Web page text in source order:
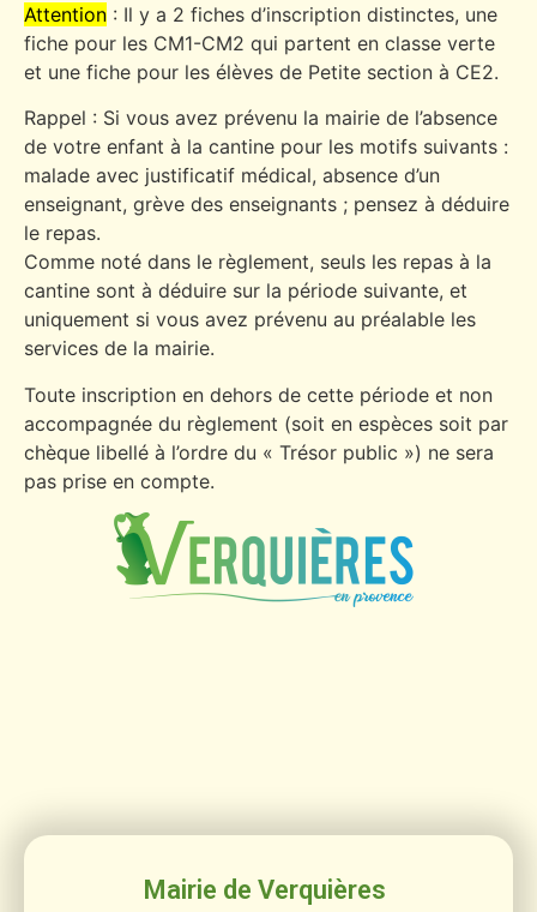
Attention : Il y a 2 fiches d’inscription distinctes, une
fiche pour les CM1-CM2 qui partent en classe verte
et une fiche pour les élèves de Petite section à CE2.
Rappel : Si vous avez prévenu la mairie de l’absence
de votre enfant à la cantine pour les motifs suivants :
malade avec justificatif médical, absence d’un
enseignant, grève des enseignants ; pensez à déduire
le repas.
Comme noté dans le règlement, seuls les repas à la
cantine sont à déduire sur la période suivante, et
uniquement si vous avez prévenu au préalable les
services de la mairie.
Toute inscription en dehors de cette période et non
accompagnée du règlement (soit en espèces soit par
chèque libellé à l’ordre du « Trésor public ») ne sera
pas prise en compte.
Mairie de Verquières